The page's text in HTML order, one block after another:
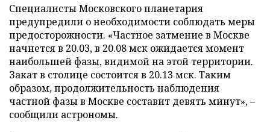
Специалисты Московского планетария
предупредили о необходимости соблюдать меры
предосторожности. «Частное затмение в Москве
начнется в 20.03, в 20.08 мск ожидается момент
наибольшей фазы, видимой на этой территории.
Закат в столице состоится в 20.13 мск. Таким
образом, продолжительность наблюдения
частной фазы в Москве составит девять минут», –
сообщили астрономы.